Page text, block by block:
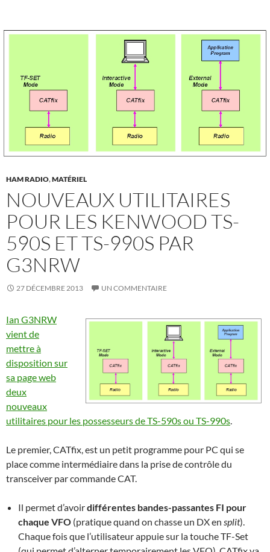
HAM RADIO,MATÉRIEL
NOUVEAUX UTILITAIRES
POUR LES KENWOOD TS-
590S ET TS-990S PAR
G3NRW
27 DÉCEMBRE 2013 UN COMMENTAIRE
Ian G3NRW
vient de
mettre à
disposition sur
sa page web
deux
nouveaux
utilitaires pour les possesseurs de TS-590s ou TS-990s
Le premier, CATfix, est un petit programme pour PC qui se
place comme intermédiaire dans la prise de contrôle du
transceiver par commande CAT.
Il permet d’avoirdifférentes bandes-passantes FI pour
chaque VFO (pratique quand on chasse un DX en split).
Chaque fois que l’utilisateur appuie sur la touche TF-Set